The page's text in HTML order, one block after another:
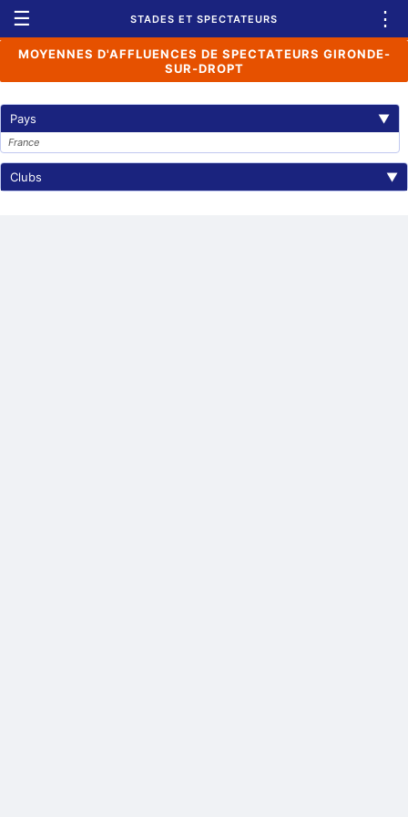
☰ STADES ET SPECTATEURS ⋮
MOYENNES D'AFFLUENCES DE SPECTATEURS GIRONDE-
SUR-DROPT
Pays ▼
France
Clubs ▼